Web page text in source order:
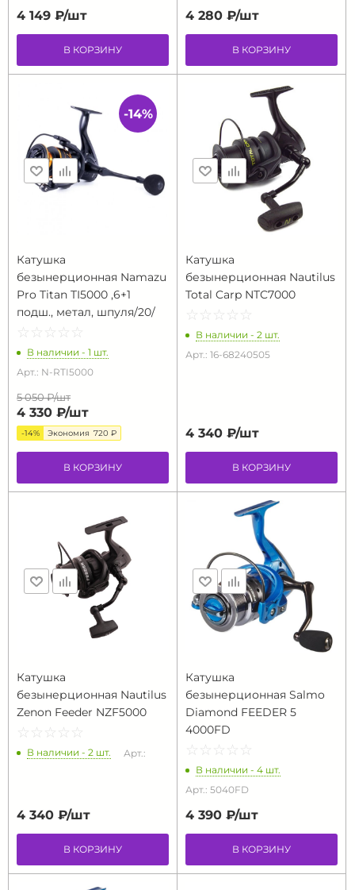
4 149 ₽/шт
В КОРЗИНУ
4 280 ₽/шт
В КОРЗИНУ
Катушка
безынерционная Namazu
Pro Titan TI5000 ,6+1
подш., метал, шпуля/20/
☆ ☆ ☆ ☆ ☆
★ ★ ★ ★ ★
В наличии - 1 шт.
Арт.: N-RTI5000
5 050 ₽/шт
4 330 ₽/шт
-14% Экономия 720 ₽
В КОРЗИНУ
-14%
Катушка
безынерционная Nautilus
Total Carp NTC7000
☆ ☆ ☆ ☆ ☆
★ ★ ★ ★ ★
В наличии - 2 шт.
Арт.: 16-68240505
4 340 ₽/шт
В КОРЗИНУ
Катушка
безынерционная Nautilus
Zenon Feeder NZF5000
☆ ☆ ☆ ☆ ☆
★ ★ ★ ★ ★
В наличии - 2 шт. Арт.:
4 340 ₽/шт
В КОРЗИНУ
Катушка
безынерционная Salmo
Diamond FEEDER 5
4000FD
☆ ☆ ☆ ☆ ☆
★ ★ ★ ★ ★
В наличии - 4 шт.
Арт.: 5040FD
4 390 ₽/шт
В КОРЗИНУ